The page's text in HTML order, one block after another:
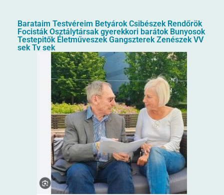
Barataim Testvéreim Betyárok Csibészek Rendőrök
Focisták Osztálytársak gyerekkori barátok Bunyosok
Testepitők Életműveszek Gangszterek Zenészek VV
sek Tv sek